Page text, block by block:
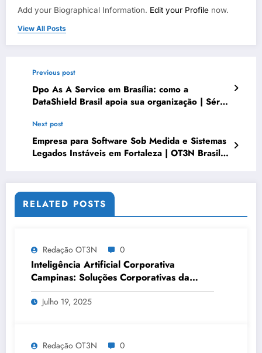
Add your Biographical Information. Edit your Profile now.
View All Posts
Previous post
Dpo As A Service em Brasília: como a
DataShield Brasil apoia sua organização | Série
Next post
Empresa para Software Sob Medida e Sistemas
Legados Instáveis em Fortaleza | OT3N Brasil
RELATED POSTS
Redação OT3N 0
Inteligência Artificial Corporativa
Campinas: Soluções Corporativas da
OT3N Brasil – Guia 3083
Julho 19, 2025
Redação OT3N 0